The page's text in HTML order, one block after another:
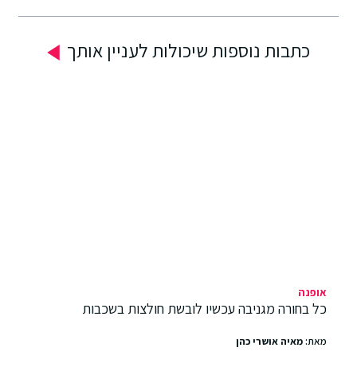
כתבות נוספות שיכולות לעניין אותך
אופנה
כל בחורה מגניבה עכשיו לובשת חולצות בשכבות
מאת:מאיה אושרי כהן